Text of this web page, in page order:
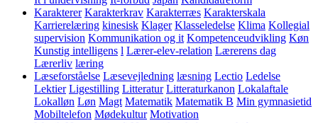
Karakterer Karakterkrav Karakterræs Karakterskala
Karrierelæring kinesisk Klager Klasseledelse Klima Kollegial
supervision Kommunikation og it Kompetenceudvikling Køn
Kunstig intelligens l Lærer-elev-relation Lærerens dag
Lærerliv læring
Læseforståelse Læsevejledning læsning Lectio Ledelse
Lektier Ligestilling Litteratur Litteraturkanon Lokalaftale
Lokalløn Løn Magt Matematik Matematik B Min gymnasietid
Mobiltelefon Mødekultur Motivation